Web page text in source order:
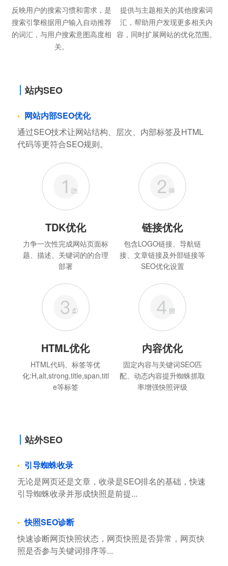
反映用户的搜索习惯和需求，是
搜索引擎根据用户输入自动推荐
的词汇，与用户搜索意图高度相
关。
提供与主题相关的其他搜索词
汇，帮助用户发现更多相关内
容，同时扩展网站的优化范围。
站内SEO
网站内部SEO优化
通过SEO技术让网站结构、层次、内部标签及HTML
代码等更符合SEO规则。
TDK优化
力争一次性完成网站页面标
题、描述、关键词的的合理
部署
链接优化
包含LOGO链接、导航链
接、文章链接及外部链接等
SEO优化设置
HTML优化
HTML代码、标签等优
化:H,alt,strong,title,span,titl
e等标签
内容优化
固定内容与关键词SEO匹
配、动态内容提升蜘蛛抓取
率增强快照评级
站外SEO
引导蜘蛛收录
无论是网页还是文章，收录是SEO排名的基础，快速
引导蜘蛛收录并形成快照是前提...
快照SEO诊断
快速诊断网页快照状态，网页快照是否异常，网页快
照是否参与关键词排序等...